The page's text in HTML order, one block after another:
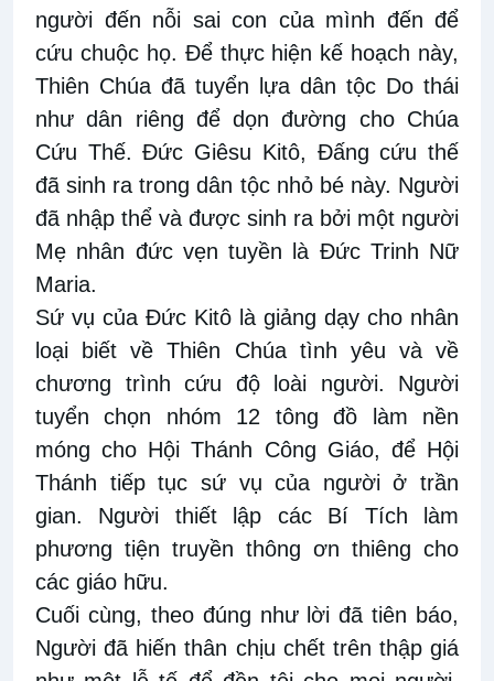
người đến nỗi sai con của mình đến để
cứu chuộc họ. Để thực hiện kế hoạch này,
Thiên Chúa đã tuyển lựa dân tộc Do thái
như dân riêng để dọn đường cho Chúa
Cứu Thế. Đức Giêsu Kitô, Đấng cứu thế
đã sinh ra trong dân tộc nhỏ bé này. Người
đã nhập thể và được sinh ra bởi một người
Mẹ nhân đức vẹn tuyền là Đức Trinh Nữ
Maria.
Sứ vụ của Đức Kitô là giảng dạy cho nhân
loại biết về Thiên Chúa tình yêu và về
chương trình cứu độ loài người. Người
tuyển chọn nhóm 12 tông đồ làm nền
móng cho Hội Thánh Công Giáo, để Hội
Thánh tiếp tục sứ vụ của người ở trần
gian. Người thiết lập các Bí Tích làm
phương tiện truyền thông ơn thiêng cho
các giáo hữu.
Cuối cùng, theo đúng như lời đã tiên báo,
Người đã hiến thân chịu chết trên thập giá